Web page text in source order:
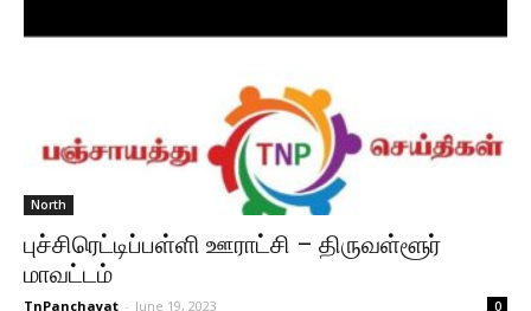
North
புச்சிரெட்டிப்பள்ளி ஊராட்சி – திருவள்ளூர்
மாவட்டம்
TnPanchayat - June 19, 2023 0